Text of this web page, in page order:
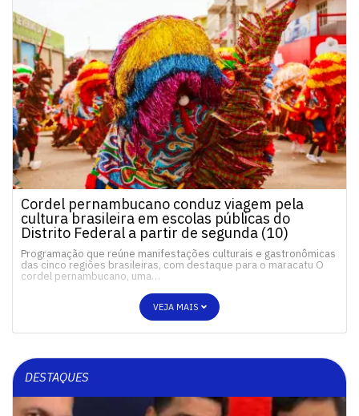
Cordel pernambucano conduz viagem pela
cultura brasileira em escolas públicas do
Distrito Federal a partir de segunda (10)
Programação que reúne manifestações culturais e gastronômicas
das cinco regiões brasileiras, com destaque para o maracatu O
cordel pernambucano, uma…
VEJA MAIS
DESTAQUES